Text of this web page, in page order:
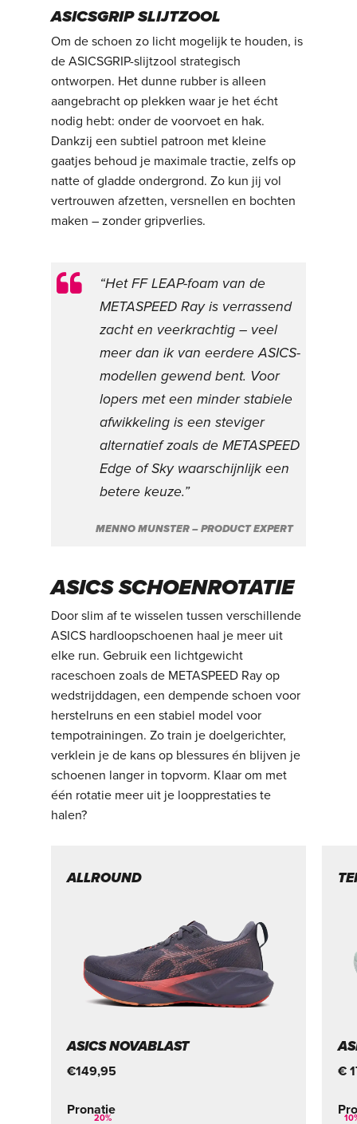
ASICSGRIP SLIJTZOOL
Om de schoen zo licht mogelijk te houden, is
de ASICSGRIP-slijtzool strategisch
ontworpen. Het dunne rubber is alleen
aangebracht op plekken waar je het écht
nodig hebt: onder de voorvoet en hak.
Dankzij een subtiel patroon met kleine
gaatjes behoud je maximale tractie, zelfs op
natte of gladde ondergrond. Zo kun jij vol
vertrouwen afzetten, versnellen en bochten
maken – zonder gripverlies.
“Het FF LEAP-foam van de
METASPEED Ray is verrassend
zacht en veerkrachtig – veel
meer dan ik van eerdere ASICS-
modellen gewend bent. Voor
lopers met een minder stabiele
afwikkeling is een steviger
alternatief zoals de METASPEED
Edge of Sky waarschijnlijk een
betere keuze.”
MENNO MUNSTER – PRODUCT EXPERT
ASICS SCHOENROTATIE
Door slim af te wisselen tussen verschillende
ASICS hardloopschoenen haal je meer uit
elke run. Gebruik een lichtgewicht
raceschoen zoals de METASPEED Ray op
wedstrijddagen, een dempende schoen voor
herstelruns en een stabiel model voor
tempotrainingen. Zo train je doelgerichter,
verklein je de kans op blessures én blijven je
schoenen langer in topvorm. Klaar om met
één rotatie meer uit je loopprestaties te
halen?
ALLROUND
ASICS NOVABLAST
€149,95
Pronatie
20%
€
10